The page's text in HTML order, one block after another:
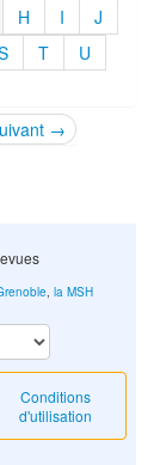
H I
J
T
U
→
Conditions
d'utilisation
, la MSH